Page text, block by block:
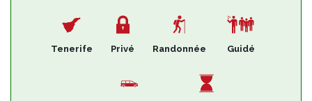
de ses valeurs géologiques
Tenerife Privé Randonnée Guidé